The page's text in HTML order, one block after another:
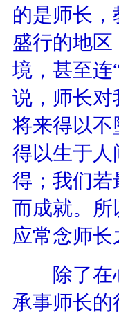
的是师长
盛行的地
境，甚至连
说，师长对
将来得以
得以生于
得；我们若
而成就。
应常念师长
除了在心
承事师长